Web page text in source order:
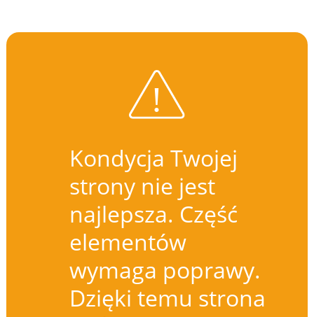
Kondycja Twojej
strony nie jest
najlepsza. Część
elementów
wymaga poprawy.
Dzięki temu strona